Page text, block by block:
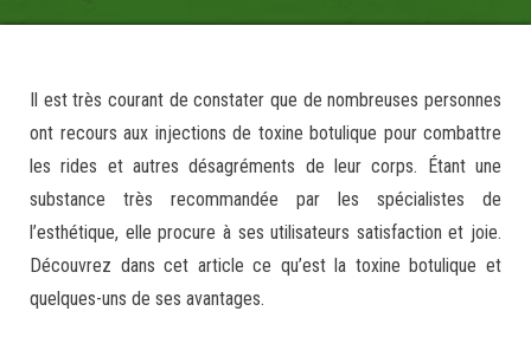
Il est très courant de constater que de nombreuses personnes
ont recours aux injections de toxine botulique pour combattre
les rides et autres désagréments de leur corps. Étant une
substance très recommandée par les spécialistes de
l’esthétique, elle procure à ses utilisateurs satisfaction et joie.
Découvrez dans cet article ce qu’est la toxine botulique et
quelques-uns de ses avantages.